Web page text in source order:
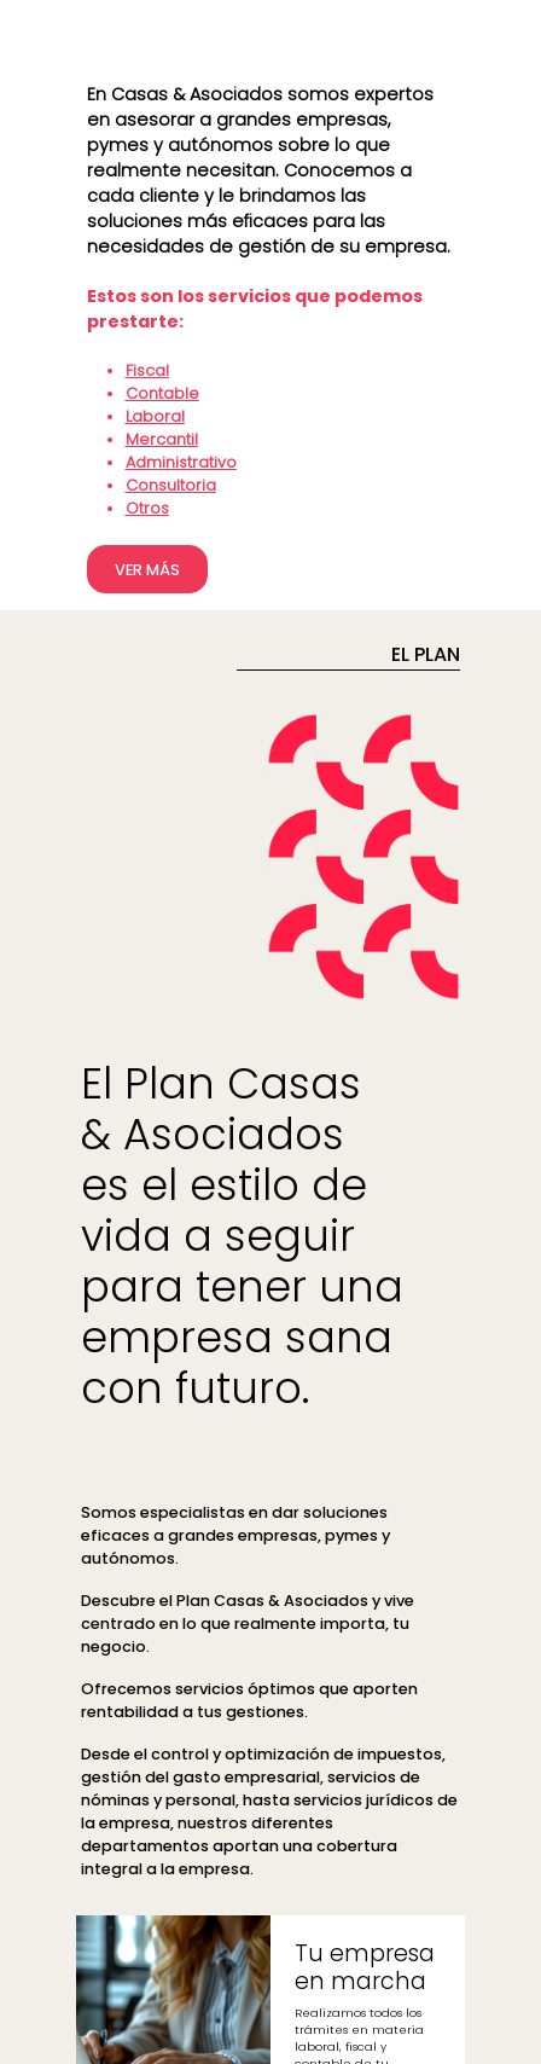
En Casas & Asociados somos expertos
en asesorar a grandes empresas,
pymes y autónomos sobre lo que
realmente necesitan. Conocemos a
cada cliente y le brindamos las
soluciones más eficaces para las
necesidades de gestión de su empresa.
Estos son los servicios que podemos
prestarte:
Fiscal
Contable
Laboral
Mercantil
Administrativo
Consultoria
Otros
VER MÁS
EL PLAN
El Plan Casas
& Asociados
es el estilo de
vida a seguir
para tener una
empresa sana
con futuro.
Somos especialistas en dar soluciones
eficaces a grandes empresas, pymes y
autónomos.
Descubre el Plan Casas & Asociados y vive
centrado en lo que realmente importa, tu
negocio.
Ofrecemos servicios óptimos que aporten
rentabilidad a tus gestiones.
Desde el control y optimización de impuestos,
gestión del gasto empresarial, servicios de
nóminas y personal, hasta servicios jurídicos de
la empresa, nuestros diferentes
departamentos aportan una cobertura
integral a la empresa.
Tu empresa
en marcha
Realizamos todos los
trámites en materia
laboral, fiscal y